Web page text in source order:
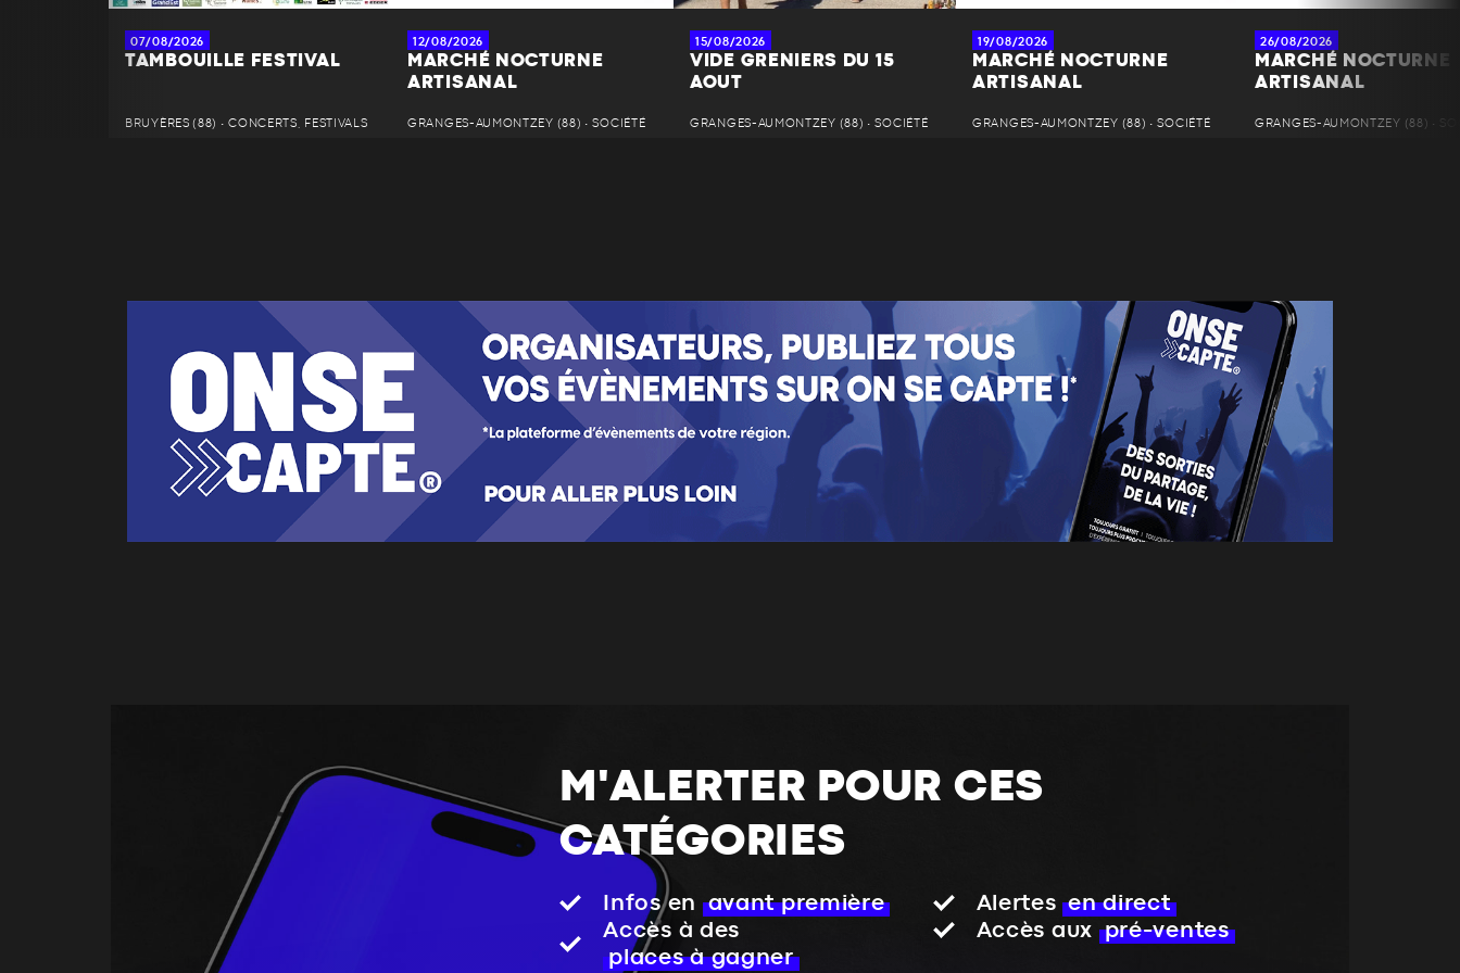
07/08/2026
TAMBOUILLE FESTIVAL
BRUYÈRES (88) • CONCERTS, FESTIVALS
12/08/2026
MARCHÉ NOCTURNE
ARTISANAL
GRANGES-AUMONTZEY (88) • SOCIÉTÉ
15/08/2026
VIDE GRENIERS DU 15
AOUT
GRANGES-AUMONTZEY (88) • SOCIÉTÉ
19/08/2026
MARCHÉ NOCTURNE
ARTISANAL
GRANGES-AUMONTZEY (88) • SOCIÉTÉ
26/08/2026
MARCHÉ NOCTURNE
ARTISANAL
GRANGES-AUMONTZEY (88) •
M'ALERTER POUR CES
CATÉGORIES
Infos en avant première Alertes en direct
Accès à des
places à gagner
Accès aux pré-ventes